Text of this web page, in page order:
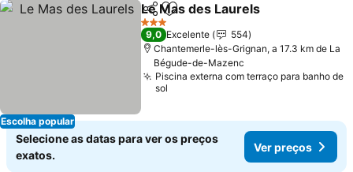
Escolha popular
PartilharAdicionar aos favoritos
Le Mas des Laurels
3 Estrelas
9,0 Excelente
554
Chantemerle-lès-Grignan, a 17.3 km de La
Bégude-de-Mazenc
Piscina externa com terraço para banho de
sol
Selecione as datas para ver os preços
exatos.
Ver preços